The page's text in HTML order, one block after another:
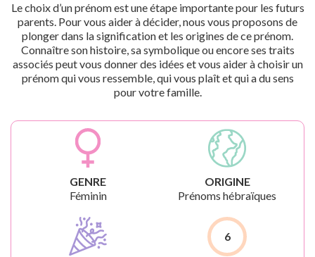
Le choix d’un prénom est une étape importante pour les futurs
parents. Pour vous aider à décider, nous vous proposons de
plonger dans la signification et les origines de ce prénom.
Connaître son histoire, sa symbolique ou encore ses traits
associés peut vous donner des idées et vous aider à choisir un
prénom qui vous ressemble, qui vous plaît et qui a du sens
pour votre famille.
GENRE
Féminin
ORIGINE
Prénoms hébraïques
6